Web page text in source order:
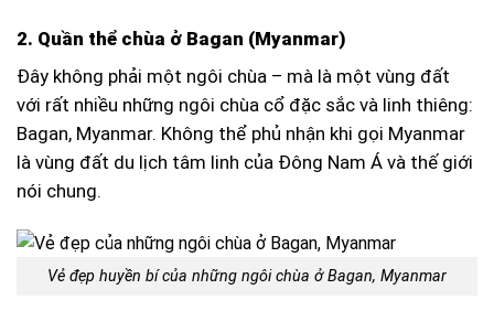
2. Quần thể chùa ở Bagan (Myanmar)
Đây không phải một ngôi chùa – mà là một vùng đất
với rất nhiều những ngôi chùa cổ đặc sắc và linh thiêng:
Bagan, Myanmar. Không thể phủ nhận khi gọi Myanmar
là vùng đất du lịch tâm linh của Đông Nam Á và thế giới
nói chung.
Vẻ đẹp huyền bí của những ngôi chùa ở Bagan, Myanmar